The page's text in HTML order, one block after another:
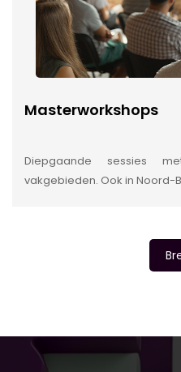
Masterworkshops
Diepgaande sessies
vakgebieden. Ook in Noord-
INSIDE